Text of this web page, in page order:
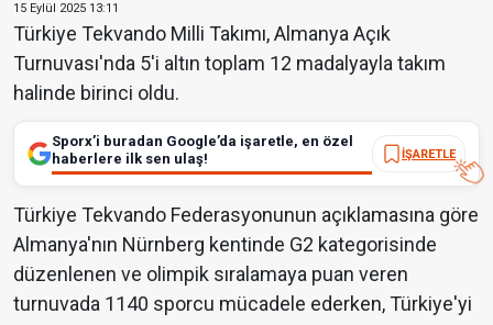
15 Eylül 2025 13:11
Türkiye Tekvando Milli Takımı, Almanya Açık
Turnuvası'nda 5'i altın toplam 12 madalyayla takım
halinde birinci oldu.
Sporx’i buradan Google’da işaretle, en özel
haberlere ilk sen ulaş!
İŞARETLE
Türkiye Tekvando Federasyonunun açıklamasına göre
Almanya'nın Nürnberg kentinde G2 kategorisinde
düzenlenen ve olimpik sıralamaya puan veren
turnuvada 1140 sporcu mücadele ederken, Türkiye'yi